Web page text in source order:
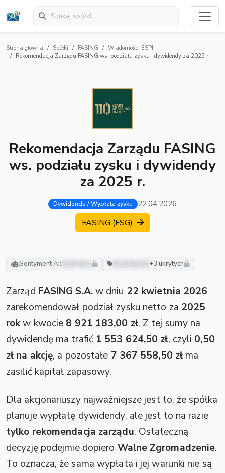
Strona główna Spółki FASING
Wiadomości ESPI
Rekomendacja Zarządu FASING ws. podziału zysku i dywidendy za 2025 r.
Rekomendacja Zarządu FASING
ws. podziału zysku i dywidendy
za 2025 r.
Dywidenda / Wypłata zysku 22.04.2026
FASING (FSG)
Sentyment AI: neutralny +3 ukrytych
Zarząd FASING S.A.w dniu 22 kwietnia 2026
zarekomendował podział zysku netto za 2025
rokw kwocie 8 921 183,00 zł. Z tej sumy na
dywidendę ma trafić 1 553 624,50 zł, czyli 0,50
zł na akcję, a pozostałe 7 367 558,50 zł ma
zasilić kapitał zapasowy.
Dla akcjonariuszy najważniejsze jest to, że spółka
planuje wypłatę dywidendy, ale jest to na razie
tylko rekomendacja zarządu. Ostateczną
decyzję podejmie dopiero Walne Zgromadzenie.
To oznacza, że sama wypłata i jej warunki nie są